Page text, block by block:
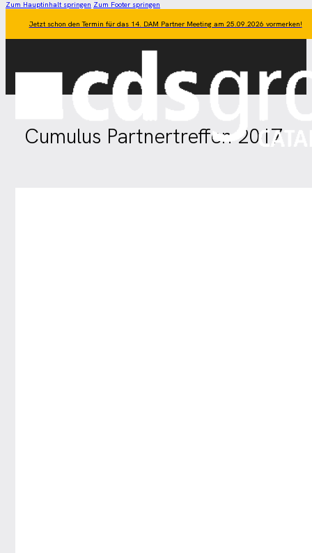
Zum Hauptinhalt springen Zum Footer springen
Jetzt schon den Termin für das 14. DAM Partner Meeting am 25.09.2026 vormerken!
Cumulus Partnertreffen 2017